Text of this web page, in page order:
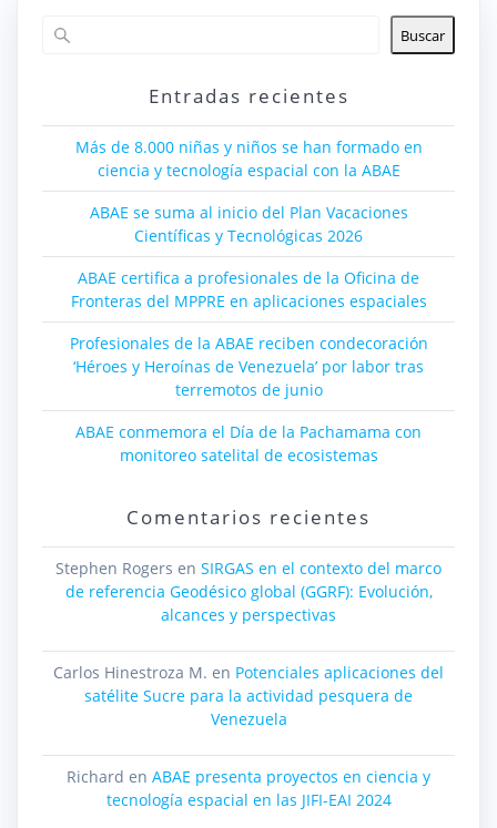
Buscar
Entradas recientes
Más de 8.000 niñas y niños se han formado en
ciencia y tecnología espacial con la ABAE
ABAE se suma al inicio del Plan Vacaciones
Científicas y Tecnológicas 2026
ABAE certifica a profesionales de la Oficina de
Fronteras del MPPRE en aplicaciones espaciales
Profesionales de la ABAE reciben condecoración
‘Héroes y Heroínas de Venezuela’ por labor tras
terremotos de junio
ABAE conmemora el Día de la Pachamama con
monitoreo satelital de ecosistemas
Comentarios recientes
Stephen Rogers en SIRGAS en el contexto del marco
de referencia Geodésico global (GGRF): Evolución,
alcances y perspectivas
Carlos Hinestroza M. en Potenciales aplicaciones del
satélite Sucre para la actividad pesquera de
Venezuela
Richard en ABAE presenta proyectos en ciencia y
tecnología espacial en las JIFI-EAI 2024